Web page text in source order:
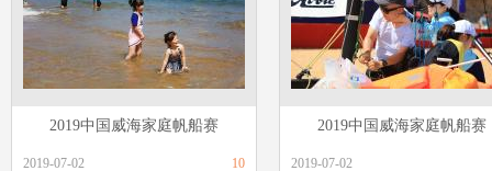
2019中国威海家庭帆船赛
2019-07-02 10
2019中国威海家庭帆船赛
2019-07-02